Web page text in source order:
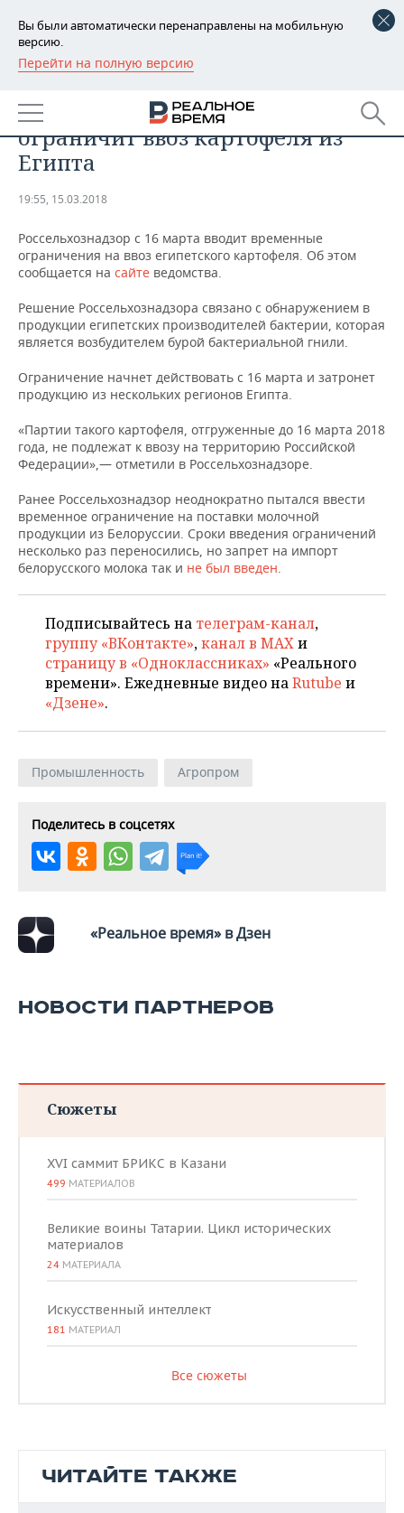
Вы были автоматически перенаправлены на мобильную
версию.
Перейти на полную версию
РЕГИОНЫ
БАШКОРТОСТАН
ТАТАРСТАН
НОВОСТИ
АНАЛИТИКА
ДЕКЛАРАЦИИ О ДОХОДАХ
КОРОЛИ ГОСЗАКАЗА ПФО
ВУЗЫ ТАТАРСТАНА
КОМУ ПРИНАДЛЕЖАТ
ТОРГОВЫЕ ЦЕНТРЫ
ТАТАРСТАНА
НОВОСТИ ЭКОНОМИКИ
ФИНАНСЫ
БАНКИ
ИНВЕСТИЦИИ
ПРОМЫШЛЕННОСТЬ
НОВОСТИ
АГРОПРОМ
МАШИНОСТРОЕНИЕ
НЕФТЬ
ОПК
ЭНЕРГЕТИКА
НЕДВИЖИМОСТЬ
НОВОСТИ НЕДВИЖИМОСТИ
АВТО
НОВОСТИ АВТО
НОВОСТИ БИЗНЕСА
РОЗНИЧНАЯ ТОРГОВЛЯ
УСЛУГИ
ТЕХНОЛОГИИ
НОВОСТИ ТЕХНОЛОГИЙ
МЕДИА
ТЕЛЕКОММУНИКАЦИИ
МЕРОПРИЯТИЯ
ВЫЕЗДНАЯ РЕДАКЦИЯ
БИЗНЕС-БРАНЧИ
ОТКРЫТАЯ ЛЕКЦИЯ
НОВОСТИ СПОРТА
ФУТБОЛ
БАСКЕТБОЛ
ВОЛЕЙБОЛ
КИБЕРСПОРТ
ФИГУРНОЕ КАТАНИЕ
ХОККЕЙ С МЯЧОМ
ОБЩЕСТВО
НОВОСТИ ОБЩЕСТВА
ИНФРАСТРУКТУРА
ИСТОРИЯ
КУЛЬТУРА
МЕДИЦИНА
ПРОИСШЕСТВИЯ
ФОТОГАЛЕРЕЯ
СПРАВОЧНИК
СПИСОК ПЕРСОН
СПИСОК КОМПАНИЙ
ПОЛНАЯ ВЕРСИЯ
Россельхознадзор с 16 марта
ограничит ввоз картофеля из
Египта
19:55, 15.03.2018
Россельхознадзор с 16 марта вводит временные
ограничения на ввоз египетского картофеля. Об этом
сообщается на сайте ведомства.
Решение Россельхознадзора связано с обнаружением в
продукции египетских производителей бактерии, которая
является возбудителем бурой бактериальной гнили.
Ограничение начнет действовать с 16 марта и затронет
продукцию из нескольких регионов Египта.
«Партии такого картофеля, отгруженные до 16 марта 2018
года, не подлежат к ввозу на территорию Российской
Федерации»,— отметили в Россельхознадзоре.
Ранее Россельхознадзор неоднократно пытался ввести
временное ограничение на поставки молочной
продукции из Белоруссии. Сроки введения ограничений
несколько раз переносились, но запрет на импорт
белорусского молока так и не был введен.
Подписывайтесь на телеграм-канал,
группу «ВКонтакте»,канал в MAXи
страницу в «Одноклассниках» «Реального
времени». Ежедневные видео наRutube и
«Дзене».
Промышленность Агропром
Поделитесь в соцсетях
«Реальное время» в Дзен
НОВОСТИ ПАРТНЕРОВ
Сюжеты
XVI саммит БРИКС в Казани
499 МАТЕРИАЛОВ
Великие воины Татарии. Цикл исторических
материалов
24 МАТЕРИАЛА
Искусственный интеллект
181 МАТЕРИАЛ
Все сюжеты
ЧИТАЙТЕ ТАКЖЕ